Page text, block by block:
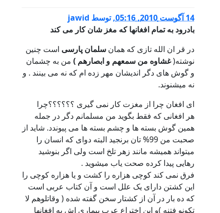
14 آگوست 2010, 05:16 ,توسط jawid
بادرود به تمام افغانها که مغز شان کار می کند
در قر ان الله تازی که همان سلمان پارسی است چنین
نوشته(غشاوه من سمعهم و ابصارهم ) من به چشمان
و گوش های دگر اندیشان مهر زده ام که نه می بینند . و
نه میشنوند.
ای افغان چرا از مغزت کار نمی گیری ؟؟؟؟؟؟چرا
هر افغانی که فقط بگوید من مسلمانم دگر در جمله
همین گوش بسته ها و چشم بسته ها می پیوندد. شاید از
صحبت من 99% تان برنجید البته دوای که انسان را
میتواند همیشه مانند زهر تلخ است ولی اگر بنوشید
رهایی پیدا کرده صحت یاب میشوید .
فرق نمی کند کوچی هزاره را کشت و یا هزاره کوچی را
این کشتن دارای یک علل است و آن کتاب عربی است
که ده بار در آن از کشتار سخن گفته شده ( وقاتلوهم لا
تکونو فتنه )و این اختراع عرب بیماری اش به افغانها